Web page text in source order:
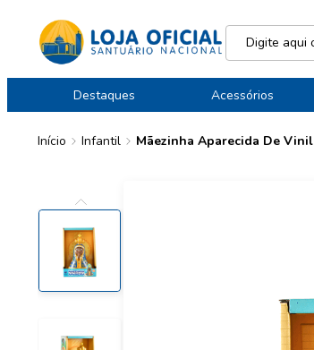
Destaques Acessórios
Início Infantil Mãezinha Aparecida De Vinil